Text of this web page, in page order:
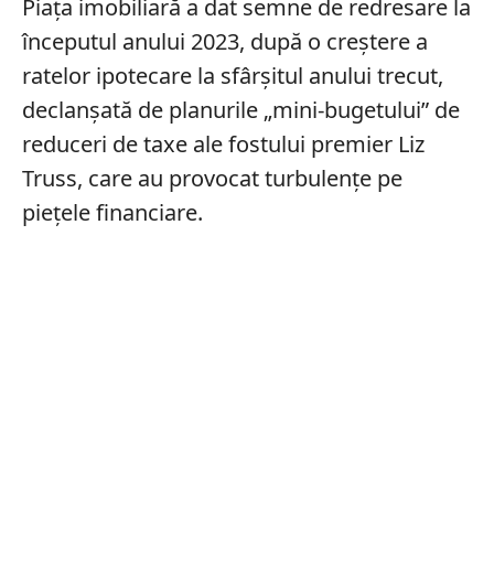
Piața imobiliară a dat semne de redresare la
începutul anului 2023, după o creștere a
ratelor ipotecare la sfârșitul anului trecut,
declanșată de planurile „mini-bugetului” de
reduceri de taxe ale fostului premier Liz
Truss, care au provocat turbulențe pe
piețele financiare.